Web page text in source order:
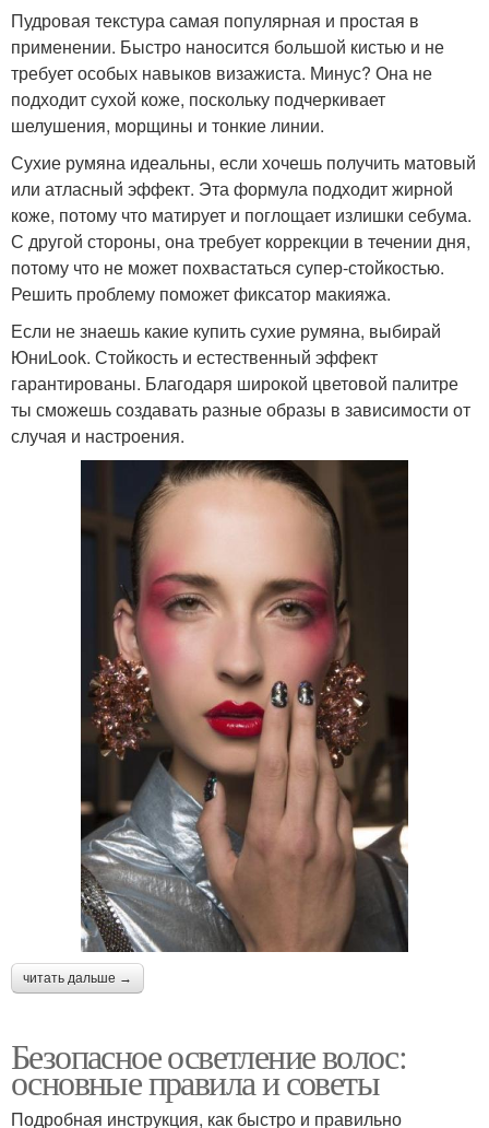
Пудровая текстура самая популярная и простая в
применении. Быстро наносится большой кистью и не
требует особых навыков визажиста. Минус? Она не
подходит сухой коже, поскольку подчеркивает
шелушения, морщины и тонкие линии.
Сухие румяна идеальны, если хочешь получить матовый
или атласный эффект. Эта формула подходит жирной
коже, потому что матирует и поглощает излишки себума.
С другой стороны, она требует коррекции в течении дня,
потому что не может похвастаться супер-стойкостью.
Решить проблему поможет фиксатор макияжа.
Если не знаешь какие купить сухие румяна, выбирай
ЮниLook. Стойкость и естественный эффект
гарантированы. Благодаря широкой цветовой палитре
ты сможешь создавать разные образы в зависимости от
случая и настроения.
читать дальше →
Безопасное осветление волос:
основные правила и советы
Подробная инструкция, как быстро и правильно